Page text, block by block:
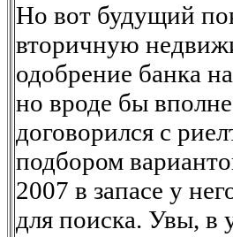
Но вот будущий
вторичную
одобрение банка
но вроде бы
договорился с
подбором
2007 в запасе у
для поиска. Увы, в